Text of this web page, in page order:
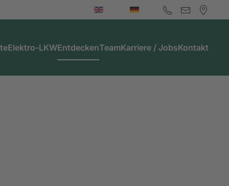
Elektro-LKWEntdeckenTeamKarriere / JobsKontakt